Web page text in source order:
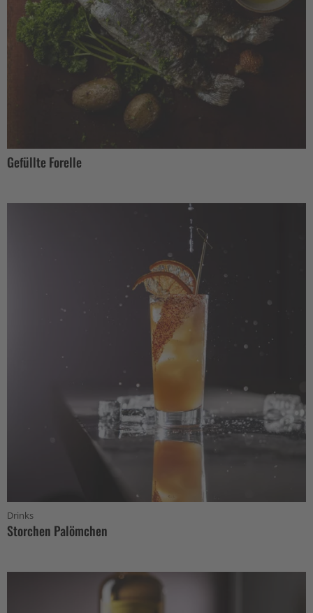
Gefüllte Forelle
Drinks
Storchen Palömchen